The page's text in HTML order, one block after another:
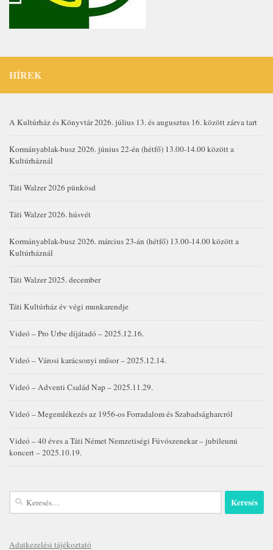
HÍREK
A Kultúrház és Könyvtár 2026. július 13. és augusztus 16. között zárva tart
Kormányablak-busz 2026. június 22-én (hétfő) 13.00-14.00 között a
Kultúrháznál
Táti Walzer 2026 pünkösd
Táti Walzer 2026. húsvét
Kormányablak-busz 2026. március 23-án (hétfő) 13.00-14.00 között a
Kultúrháznál
Táti Walzer 2025. december
Táti Kultúrház év végi munkarendje
Videó – Pro Urbe díjátadó – 2025.12.16.
Videó – Városi karácsonyi műsor – 2025.12.14.
Videó – Adventi Család Nap – 2025.11.29.
Videó – Megemlékezés az 1956-os Forradalom és Szabadságharcról
Videó – 40 éves a Táti Német Nemzetiségi Fúvószenekar – jubileumi
koncert – 2025.10.19.
Keresés:
Adatkezelési tájékoztató